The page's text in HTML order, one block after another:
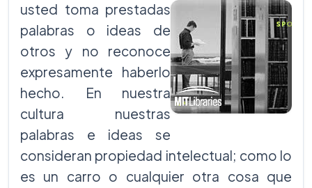
usted toma prestadas
palabras o ideas de
otros y no reconoce
expresamente haberlo
hecho. En nuestra
cultura nuestras
palabras e ideas se
consideran propiedad intelectual; como lo
es un carro o cualquier otra cosa que